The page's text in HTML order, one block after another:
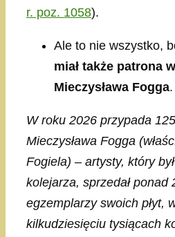
r. poz. 1058).
Ale to nie wszystko,
miał także patrona
Mieczysława Fogga.
W roku 2026 przypada
Mieczysława Fogga
Fogiela) – artysty, który
kolejarza, sprzedał ponad
egzemplarzy swoich płyt,
kilkudziesięciu tysiącach